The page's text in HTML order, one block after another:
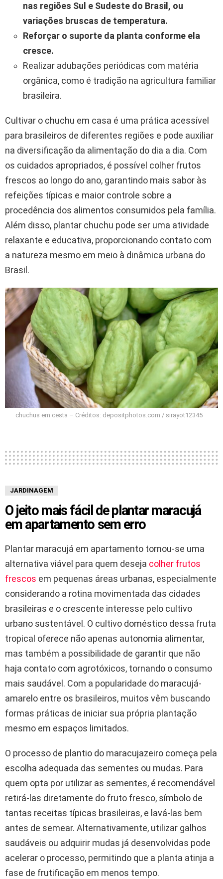
nas regiões Sul e Sudeste do Brasil, ou
variações bruscas de temperatura.
Reforçar o suporte da planta conforme ela
cresce.
Realizar adubações periódicas com matéria
orgânica, como é tradição na agricultura familiar
brasileira.
Cultivar o chuchu em casa é uma prática acessível
para brasileiros de diferentes regiões e pode auxiliar
na diversificação da alimentação do dia a dia. Com
os cuidados apropriados, é possível colher frutos
frescos ao longo do ano, garantindo mais sabor às
refeições típicas e maior controle sobre a
procedência dos alimentos consumidos pela família.
Além disso, plantar chuchu pode ser uma atividade
relaxante e educativa, proporcionando contato com
a natureza mesmo em meio à dinâmica urbana do
Brasil.
chuchus em cesta – Créditos: depositphotos.com / sirayot12345
JARDINAGEM
O jeito mais fácil de plantar maracujá
em apartamento sem erro
Plantar maracujá em apartamento tornou-se uma
alternativa viável para quem deseja colher frutos
frescos em pequenas áreas urbanas, especialmente
considerando a rotina movimentada das cidades
brasileiras e o crescente interesse pelo cultivo
urbano sustentável. O cultivo doméstico dessa fruta
tropical oferece não apenas autonomia alimentar,
mas também a possibilidade de garantir que não
haja contato com agrotóxicos, tornando o consumo
mais saudável. Com a popularidade do maracujá-
amarelo entre os brasileiros, muitos vêm buscando
formas práticas de iniciar sua própria plantação
mesmo em espaços limitados.
O processo de plantio do maracujazeiro começa pela
escolha adequada das sementes ou mudas. Para
quem opta por utilizar as sementes, é recomendável
retirá-las diretamente do fruto fresco, símbolo de
tantas receitas típicas brasileiras, e lavá-las bem
antes de semear. Alternativamente, utilizar galhos
saudáveis ou adquirir mudas já desenvolvidas pode
acelerar o processo, permitindo que a planta atinja a
fase de frutificação em menos tempo.